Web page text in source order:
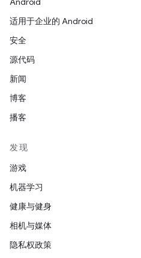
适用于企业的 Android
安全
源代码
新闻
博客
播客
发现
游戏
机器学习
健康与健身
相机与媒体
隐私权政策